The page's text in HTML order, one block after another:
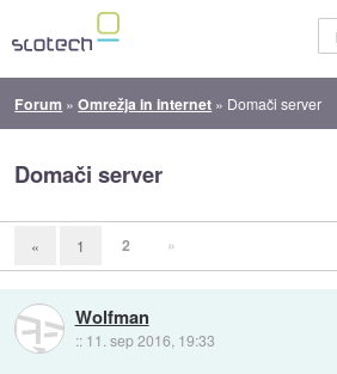
Forum »Omrežja in internet » Domači server
Domači server
« 1 2 »
Wolfman
:: 11. sep 2016, 19:33